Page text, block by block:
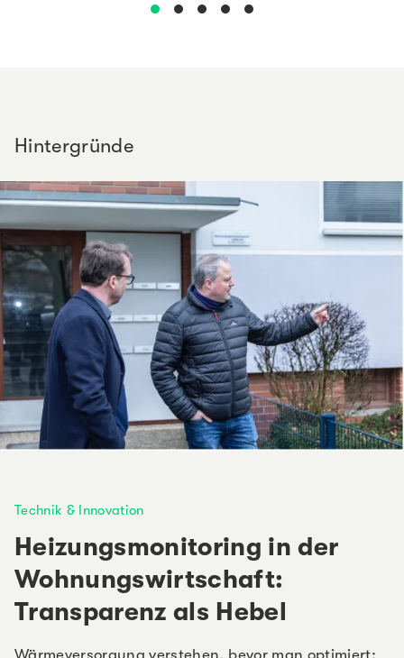
Hintergründe
Technik & Innovation
Heizungsmonitoring in der
Wohnungswirtschaft:
Transparenz als Hebel